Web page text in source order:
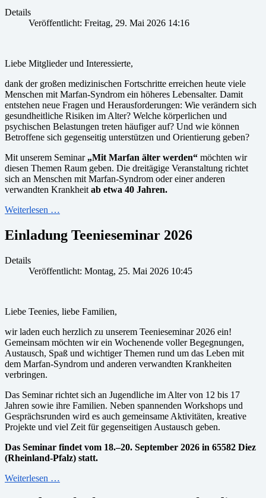
Details
Veröffentlicht: Freitag, 29. Mai 2026 14:16
Liebe Mitglieder und Interessierte,
dank der großen medizinischen Fortschritte erreichen heute viele
Menschen mit Marfan-Syndrom ein höheres Lebensalter. Damit
entstehen neue Fragen und Herausforderungen: Wie verändern sich
gesundheitliche Risiken im Alter? Welche körperlichen und
psychischen Belastungen treten häufiger auf? Und wie können
Betroffene sich gegenseitig unterstützen und Orientierung geben?
Mit unserem Seminar „Mit Marfan älter werden“ möchten wir
diesen Themen Raum geben. Die dreitägige Veranstaltung richtet
sich an Menschen mit Marfan-Syndrom oder einer anderen
verwandten Krankheit ab etwa 40 Jahren.
Weiterlesen …
Einladung Teenieseminar 2026
Details
Veröffentlicht: Montag, 25. Mai 2026 10:45
Liebe Teenies, liebe Familien,
wir laden euch herzlich zu unserem Teenieseminar 2026 ein!
Gemeinsam möchten wir ein Wochenende voller Begegnungen,
Austausch, Spaß und wichtiger Themen rund um das Leben mit
dem Marfan-Syndrom und anderen verwandten Krankheiten
verbringen.
Das Seminar richtet sich an Jugendliche im Alter von 12 bis 17
Jahren sowie ihre Familien. Neben spannenden Workshops und
Gesprächsrunden wird es auch gemeinsame Aktivitäten, kreative
Projekte und viel Zeit für gegenseitigen Austausch geben.
Das Seminar findet vom 18.–20. September 2026 in 65582 Diez
(Rheinland-Pfalz) statt.
Weiterlesen …